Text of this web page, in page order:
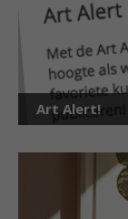
Art Alert!